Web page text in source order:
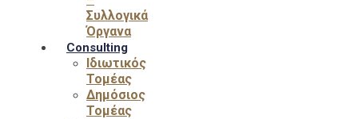
Συλλογικά
Όργανα
Consulting
Ιδιωτικός
Τομέας
Δημόσιος
Τομέας